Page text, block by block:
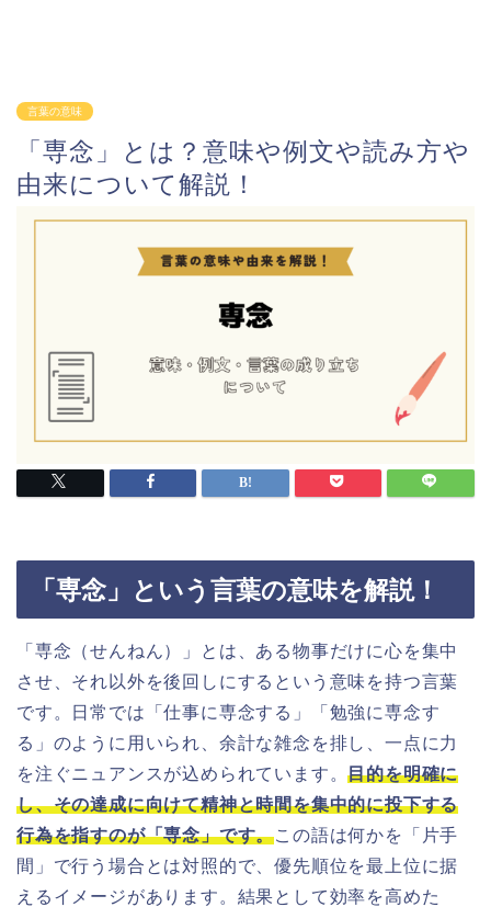
言葉の意味
「専念」とは？意味や例文や読み方や
由来について解説！
「専念」という言葉の意味を解説！
「専念（せんねん）」とは、ある物事だけに心を集中
させ、それ以外を後回しにするという意味を持つ言葉
です。日常では「仕事に専念する」「勉強に専念す
る」のように用いられ、余計な雑念を排し、一点に力
を注ぐニュアンスが込められています。目的を明確に
し、その達成に向けて精神と時間を集中的に投下する
行為を指すのが「専念」です。この語は何かを「片手
間」で行う場合とは対照的で、優先順位を最上位に据
えるイメージがあります。結果として効率を高めた